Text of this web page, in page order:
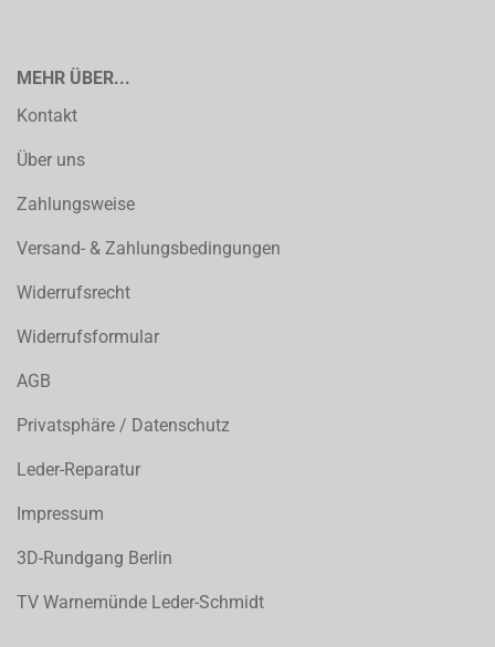
MEHR ÜBER...
Kontakt
Über uns
Zahlungsweise
Versand- & Zahlungsbedingungen
Widerrufsrecht
Widerrufsformular
AGB
Privatsphäre / Datenschutz
Leder-Reparatur
Impressum
3D-Rundgang Berlin
TV Warnemünde Leder-Schmidt